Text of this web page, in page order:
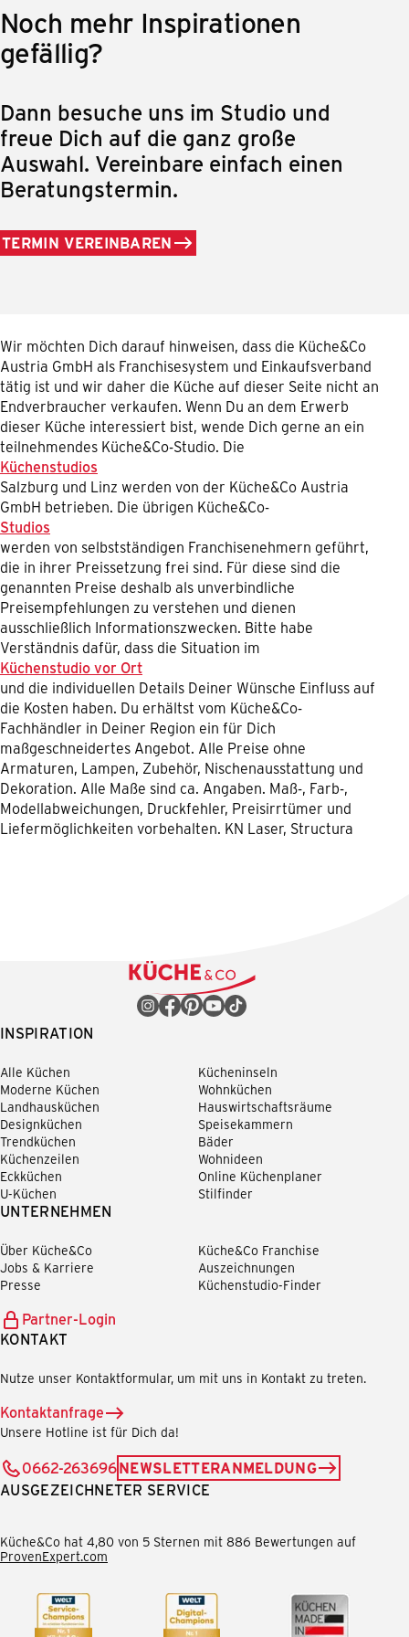
Noch mehr Inspirationen
gefällig?
Dann besuche uns im Studio und
freue Dich auf die ganz große
Auswahl. Vereinbare einfach einen
Beratungstermin.
TERMIN VEREINBAREN
Wir möchten Dich darauf hinweisen, dass die Küche&Co
Austria GmbH als Franchisesystem und Einkaufsverband
tätig ist und wir daher die Küche auf dieser Seite nicht an
Endverbraucher verkaufen. Wenn Du an dem Erwerb
dieser Küche interessiert bist, wende Dich gerne an ein
teilnehmendes Küche&Co-Studio. Die
Küchenstudios
Salzburg und Linz werden von der Küche&Co Austria
GmbH betrieben. Die übrigen Küche&Co-
Studios
werden von selbstständigen Franchisenehmern geführt,
die in ihrer Preissetzung frei sind. Für diese sind die
genannten Preise deshalb als unverbindliche
Preisempfehlungen zu verstehen und dienen
ausschließlich Informationszwecken. Bitte habe
Verständnis dafür, dass die Situation im
Küchenstudio vor Ort
und die individuellen Details Deiner Wünsche Einfluss auf
die Kosten haben. Du erhältst vom Küche&Co-
Fachhändler in Deiner Region ein für Dich
maßgeschneidertes Angebot. Alle Preise ohne
Armaturen, Lampen, Zubehör, Nischenausstattung und
Dekoration. Alle Maße sind ca. Angaben. Maß-, Farb-,
Modellabweichungen, Druckfehler, Preisirrtümer und
Liefermöglichkeiten vorbehalten. KN Laser, Structura
INSPIRATION
Alle Küchen
Moderne Küchen
Landhausküchen
Designküchen
Trendküchen
Küchenzeilen
Eckküchen
U-Küchen
Kücheninseln
Wohnküchen
Hauswirtschaftsräume
Speisekammern
Bäder
Wohnideen
Online Küchenplaner
Stilfinder
UNTERNEHMEN
Über Küche&Co
Jobs & Karriere
Presse
Küche&Co Franchise
Auszeichnungen
Küchenstudio-Finder
Partner-Login
KONTAKT
Nutze unser Kontaktformular, um mit uns in Kontakt zu treten.
Kontaktanfrage
Unsere Hotline ist für Dich da!
0662-263696NEWSLETTERANMELDUNG
AUSGEZEICHNETER SERVICE
Küche&Co hat 4,80 von 5 Sternen mit 886 Bewertungen auf
ProvenExpert.com